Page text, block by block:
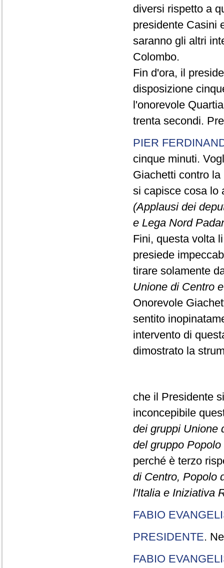
diversi rispetto a
presidente Casini
saranno gli altri
Colombo.
Fin d'ora, il
disposizione
l'onorevole
trenta secondi.
PIER
cinque minuti.
Giachetti contro
si capisce cosa lo
(Applausi dei
e Lega Nord
Fini, questa volta
presiede
tirare solamente
Unione di Centro
Onorevole
sentito
intervento di
dimostrato la
che il Presidente
inconcepibile
dei gruppi Unione
del gruppo
perché è terzo
di Centro, Popolo
l'Italia e Iniziativa
FABIO
PRESIDENTE.
FABIO